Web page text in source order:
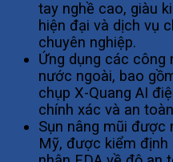
tay nghề cao, giàu
hiện đại và dịch vụ
chuyên nghiệp.
Ứng dụng các công
nước ngoài, bao
chụp X-Quang AI
chính xác và an
Sụn nâng mũi được
Mỹ, được kiểm